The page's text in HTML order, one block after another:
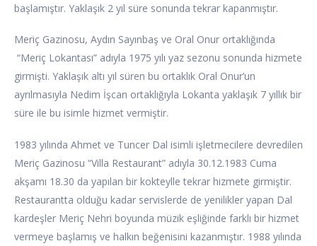
başlamıştır. Yaklaşık 2 yıl süre sonunda tekrar kapanmıştır.
Meriç Gazinosu, Aydın Sayınbaş ve Oral Onur ortaklığında
“Meriç Lokantası” adıyla 1975 yılı yaz sezonu sonunda hizmete
girmişti. Yaklaşık altı yıl süren bu ortaklık Oral Onur’un
ayrılmasıyla Nedim İşcan ortaklığıyla Lokanta yaklaşık 7 yıllık bir
süre ile bu isimle hizmet vermiştir.
1983 yılında Ahmet ve Tuncer Dal isimli işletmecilere devredilen
Meriç Gazinosu “Villa Restaurant” adıyla 30.12.1983 Cuma
akşamı 18.30 da yapılan bir kokteylle tekrar hizmete girmiştir.
Restaurantta olduğu kadar servislerde de yenilikler yapan Dal
kardeşler Meriç Nehri boyunda müzik eşliğinde farklı bir hizmet
vermeye başlamış ve halkın beğenisini kazanmıştır. 1988 yılında